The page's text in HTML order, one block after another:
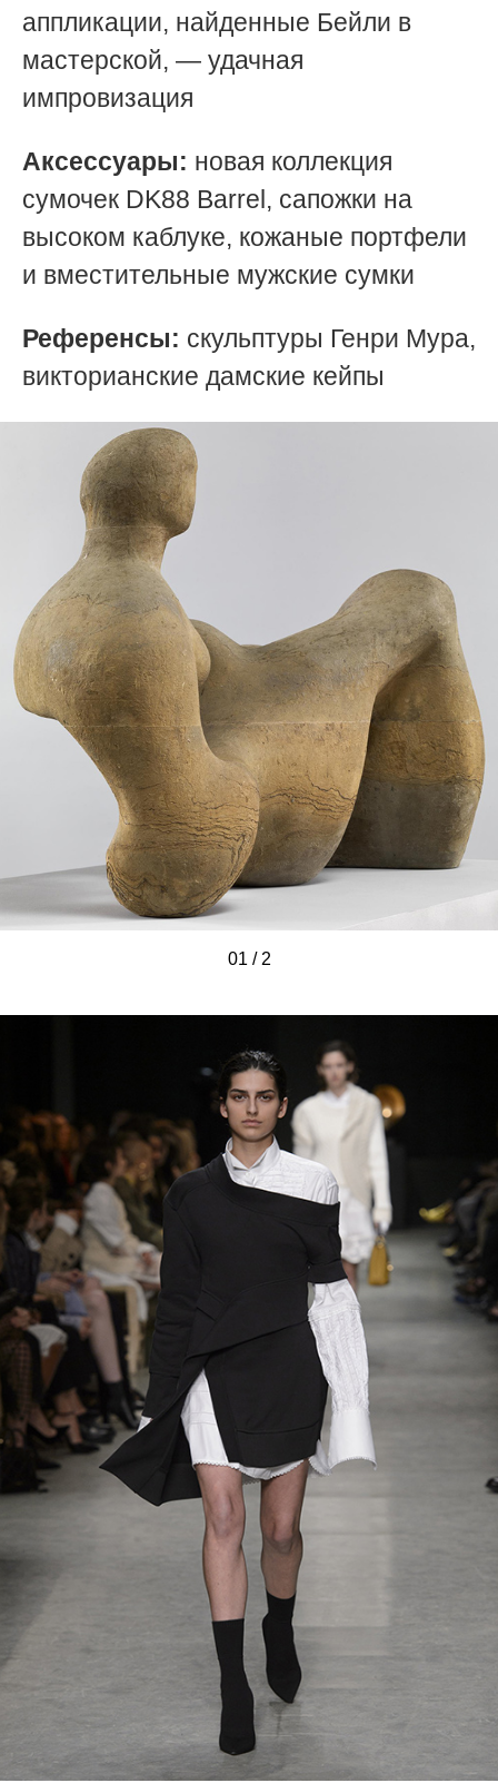
аппликации, найденные Бейли в
мастерской, — удачная
импровизация
Аксессуары: новая коллекция
сумочек DK88 Barrel, сапожки на
высоком каблуке, кожаные портфели
и вместительные мужские сумки
Референсы: скульптуры Генри Мура,
викторианские дамские кейпы
01 / 2
/